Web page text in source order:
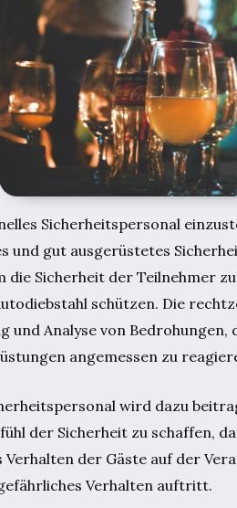
Sicherheitspersonal
und gut ausgerüstetes
die Sicherheit der Teilnehmer
schützen. Die
und Analyse von
angemessen zu
wird dazu
der Sicherheit zu schaffen,
Verhalten der Gäste auf der
Verhalten auftritt.